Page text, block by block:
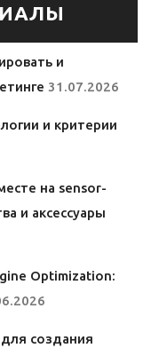
и
31.07.2026
и критерии
на sensor-
и аксессуары
Optimization:
создания